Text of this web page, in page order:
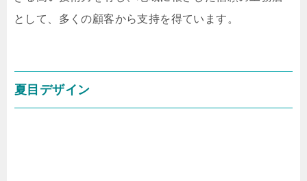
として、多くの顧客から支持を得ています。
夏目デザイン